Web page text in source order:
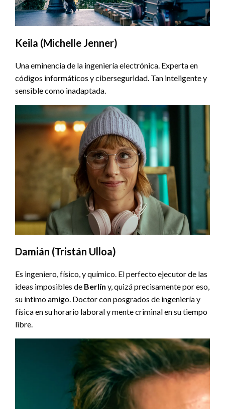
Keila (Michelle Jenner)
Una eminencia de la ingeniería electrónica. Experta en
códigos informáticos y ciberseguridad. Tan inteligente y
sensible como inadaptada.
Damián (Tristán Ulloa)
Es ingeniero, físico, y químico. El perfecto ejecutor de las
ideas imposibles de Berlín y, quizá precisamente por eso,
su íntimo amigo. Doctor con posgrados de ingeniería y
física en su horario laboral y mente criminal en su tiempo
libre.